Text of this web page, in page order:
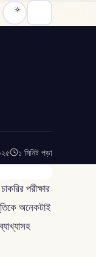
১ মিনিট পড়া
পরীক্ষার
অনেকটাই